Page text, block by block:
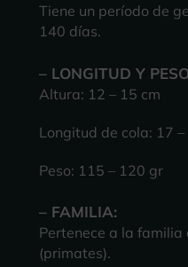
Tiene un período de
140 días.
– LONGITUD Y
Altura: 12 – 15 cm
Longitud de cola: 17 –
Peso: 115 – 120 gr
– FAMILIA:
Pertenece a la
(primates).